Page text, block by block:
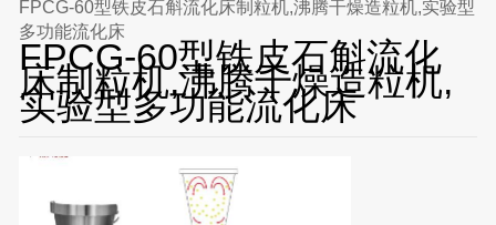
FPCG-60型铁皮石斛流化床制粒机,沸腾干燥造粒机,实验型
多功能流化床
FPCG-60型铁皮石斛流化
床制粒机,沸腾干燥造粒机,
实验型多功能流化床